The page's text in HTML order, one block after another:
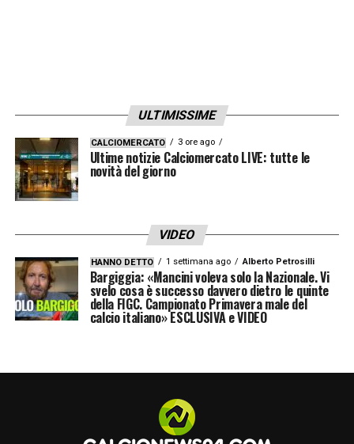
ULTIMISSIME
CALCIOMERCATO 3 ore ago
Ultime notizie Calciomercato LIVE: tutte le
novità del giorno
VIDEO
HANNO DETTO 1 settimana ago Alberto Petrosilli
Bargiggia: «Mancini voleva solo la Nazionale. Vi
svelo cosa è successo davvero dietro le quinte
della FIGC. Campionato Primavera male del
calcio italiano» ESCLUSIVA e VIDEO